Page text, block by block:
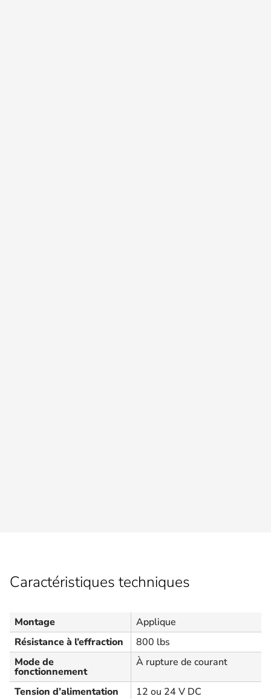
Caractéristiques techniques
Montage
Applique
Résistance à l’effraction
800 lbs
Mode de
fonctionnement
À rupture de courant
Tension d’alimentation
12 ou 24 V DC